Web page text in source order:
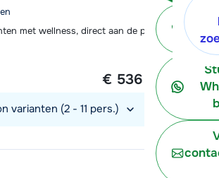
met wellness, direct aan de piste in Zell am
1 week vanaf
€ 536 per persoon
varianten (2 - 11 pers.)